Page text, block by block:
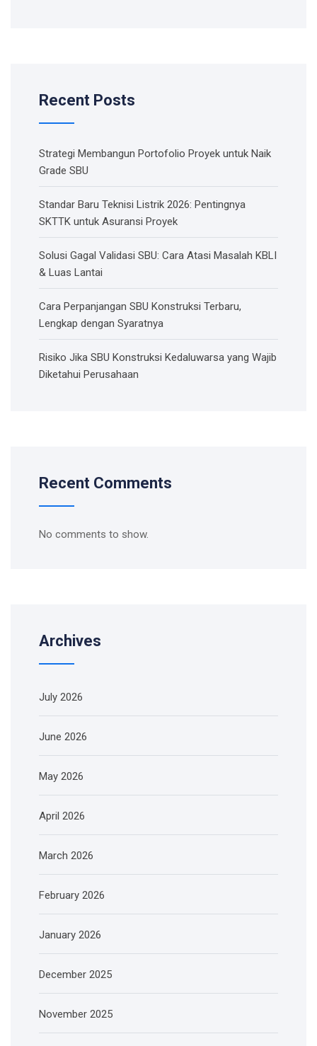
Recent Posts
Strategi Membangun Portofolio Proyek untuk Naik
Grade SBU
Standar Baru Teknisi Listrik 2026: Pentingnya
SKTTK untuk Asuransi Proyek
Solusi Gagal Validasi SBU: Cara Atasi Masalah KBLI
& Luas Lantai
Cara Perpanjangan SBU Konstruksi Terbaru,
Lengkap dengan Syaratnya
Risiko Jika SBU Konstruksi Kedaluwarsa yang Wajib
Diketahui Perusahaan
Recent Comments
No comments to show.
Archives
July 2026
June 2026
May 2026
April 2026
March 2026
February 2026
January 2026
December 2025
November 2025